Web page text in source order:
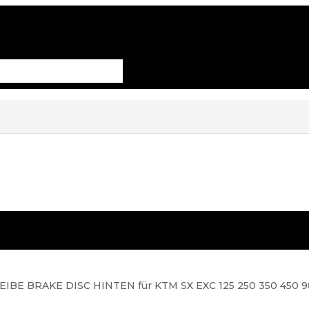
BRAKE DISC HINTEN für KTM SX EXC 125 250 350 450